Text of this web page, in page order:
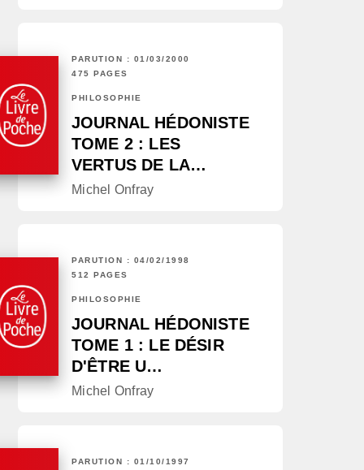
PARUTION : 01/03/2000
475 PAGES
PHILOSOPHIE
JOURNAL HÉDONISTE
TOME 2 : LES
VERTUS DE LA…
Michel Onfray
PARUTION : 04/02/1998
512 PAGES
PHILOSOPHIE
JOURNAL HÉDONISTE
TOME 1 : LE DÉSIR
D'ÊTRE U…
Michel Onfray
PARUTION : 01/10/1997